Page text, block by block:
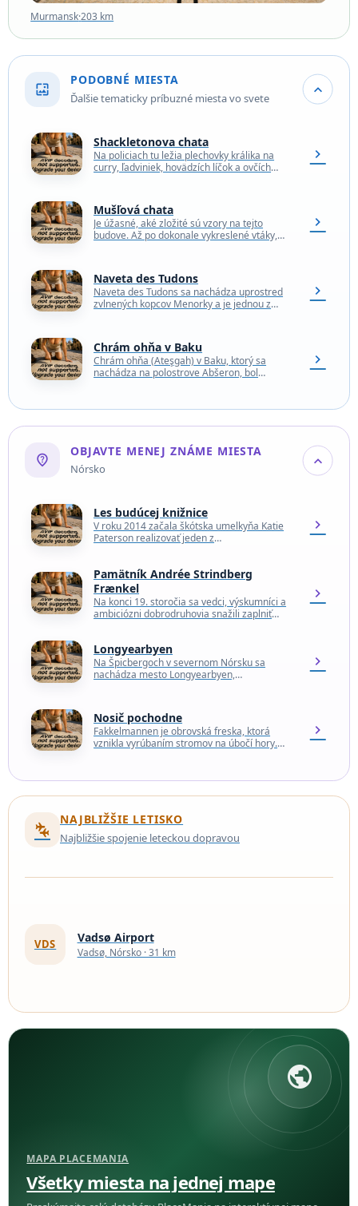
Murmansk·203 km
wallpaper
PODOBNÉ MIESTA
Ďalšie tematicky príbuzné miesta vo svete expand_more
Shackletonova chata
Na policiach tu ležia plechovky králika na
curry, ľadviniek, hovädzích líčok a ovčích
chevron_right
Mušľová chata
Je úžasné, aké zložité sú vzory na tejto
budove. Až po dokonale vykreslené vtáky,
chevron_right
Naveta des Tudons
Naveta des Tudons sa nachádza uprostred
zvlnených kopcov Menorky a je jednou z
chevron_right
Chrám ohňa v Baku
Chrám ohňa (Ateşgah) v Baku, ktorý sa
nachádza na polostrove Abšeron, bol
chevron_right
not_listed_location
OBJAVTE MENEJ ZNÁME MIESTA
Nórsko expand_more
Les budúcej knižnice
V roku 2014 začala škótska umelkyňa Katie
Paterson realizovať jeden z
oblasti Nordmarka…
chevron_right
Pamätník Andrée Strindberg
Frænkel
Na konci 19. storočia sa vedci, výskumníci a
ambiciózni dobrodruhovia snažili zaplniť
chevron_right
Longyearbyen
Na Špicbergoch v severnom Nórsku sa
nachádza mesto Longyearbyen,
nachádza…
chevron_right
Nosič pochodne
Fakkelmannen je obrovská freska, ktorá
vznikla vyrúbaním stromov na úbočí hory.
chevron_right
connecting_airports
NAJBLIŽŠIE LETISKO
Najbližšie spojenie leteckou dopravou
VDS Vadsø Airport
Vadsø, Nórsko · 31 km
public
MAPA PLACEMANIA
Všetky miesta na jednej mape